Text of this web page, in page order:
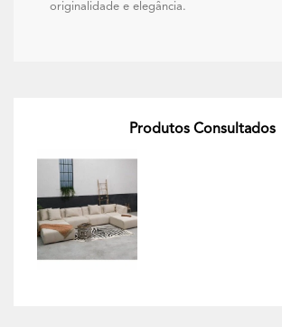
originalidade e elegância.
Produtos Consultados